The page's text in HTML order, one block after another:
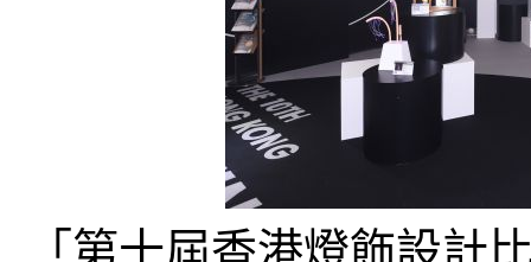
「第十屆香港燈飾設計